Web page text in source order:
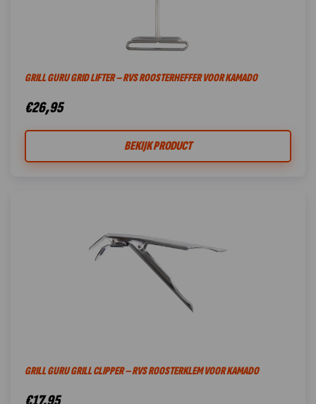
GRILL GURU GRID LIFTER – RVS ROOSTERHEFFER VOOR KAMADO
€26,95
BEKIJK PRODUCT
GRILL GURU GRILL CLIPPER – RVS ROOSTERKLEM VOOR KAMADO